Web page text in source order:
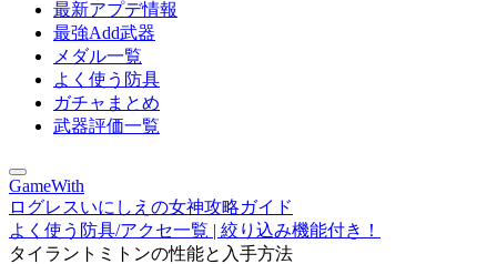
最新アプデ情報
最強Add武器
メダル一覧
よく使う防具
ガチャまとめ
武器評価一覧
GameWith
ログレスいにしえの女神攻略ガイド
よく使う防具/アクセ一覧 | 絞り込み機能付き！
タイラントミトンの性能と入手方法